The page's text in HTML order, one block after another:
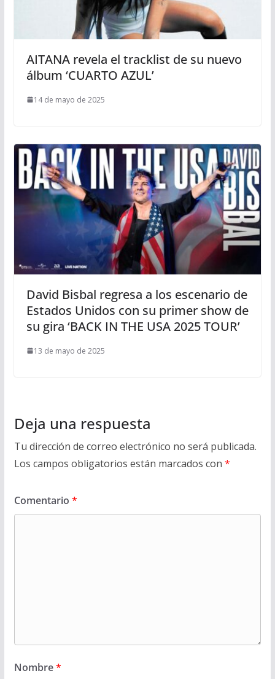
AITANA revela el tracklist de su nuevo
álbum ‘CUARTO AZUL’
14 de mayo de 2025
David Bisbal regresa a los escenario de
Estados Unidos con su primer show de
su gira ‘BACK IN THE USA 2025 TOUR’
13 de mayo de 2025
Deja una respuesta
Tu dirección de correo electrónico no será publicada.
Los campos obligatorios están marcados con *
Comentario *
Nombre*